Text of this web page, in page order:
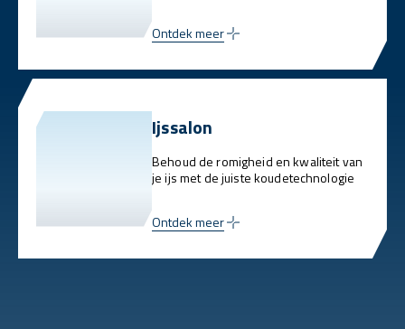
Ontdek meer
Ijssalon
Behoud de romigheid en kwaliteit van
je ijs met de juiste koudetechnologie
Ontdek meer